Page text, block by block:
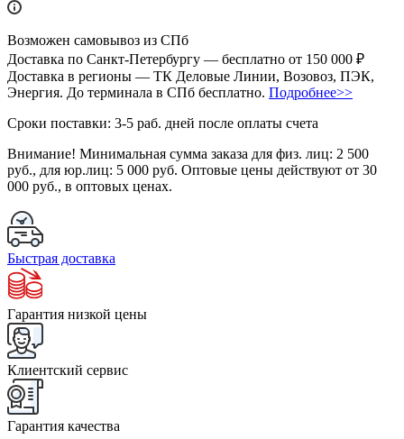
Возможен самовывоз из СПб
Доставка по Санкт-Петербургу — бесплатно от 150 000 ₽
Доставка в регионы — ТК Деловые Линии, Возовоз, ПЭК,
Энергия. До терминала в СПб бесплатно. Подробнее>>
Сроки поставки: 3-5 раб. дней после оплаты счета
Внимание! Минимальная сумма заказа для физ. лиц: 2 500
руб., для юр.лиц: 5 000 руб. Оптовые цены действуют от 30
000 руб., в оптовых ценах.
Быстрая доставка
Гарантия низкой цены
Клиентский сервис
Гарантия качества